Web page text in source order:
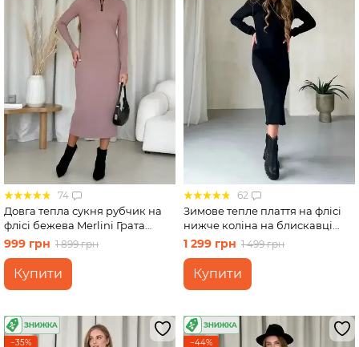
74
Довга тепла сукня рубчик на
флісі бежева Merlini Грата
700001822 розмір L-XL
999 грн 1 899 грн
Купити
62
Зимове тепле плаття на флісі
нижче коліна на блискавці
чорний Merlini Антоні
700001041, розмір 46-48 (L-XL)
1 299 грн 1 499 грн
Купити
−35% −44%